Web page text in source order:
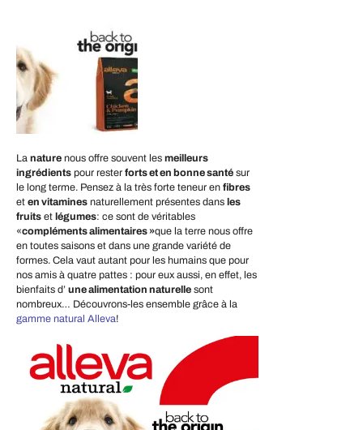
La nature nous offre souvent les meilleurs
ingrédients pour rester forts et en bonne santé sur
le long terme. Pensez à la très forte teneur en fibres
et en vitamines naturellement présentes dans les
fruits et légumes: ce sont de véritables
«compléments alimentaires »que la terre nous offre
en toutes saisons et dans une grande variété de
formes. Cela vaut autant pour les humains que pour
nos amis à quatre pattes : pour eux aussi, en effet, les
bienfaits d’ une alimentation naturelle sont
nombreux… Découvrons-les ensemble grâce à la
gamme natural Alleva!